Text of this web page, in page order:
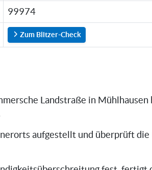
99974
Zum Blitzer-Check
Landstraße in Mühlhausen
aufgestellt und überprüft die